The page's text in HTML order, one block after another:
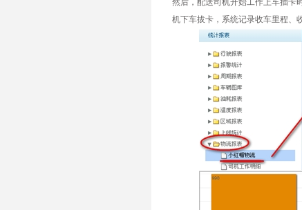
然后，配送司机开始工作上车插卡
机下车拔卡，系统记录收车里程、